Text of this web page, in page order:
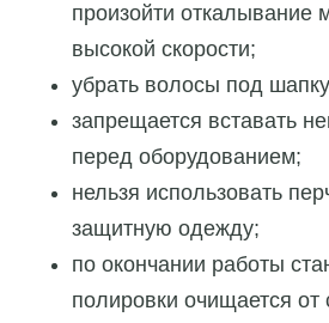
произойти откалывание
высокой скорости;
убрать волосы под
запрещается вставать
перед оборудованием;
нельзя использовать
защитную одежду;
по окончании работы
полировки очищается от